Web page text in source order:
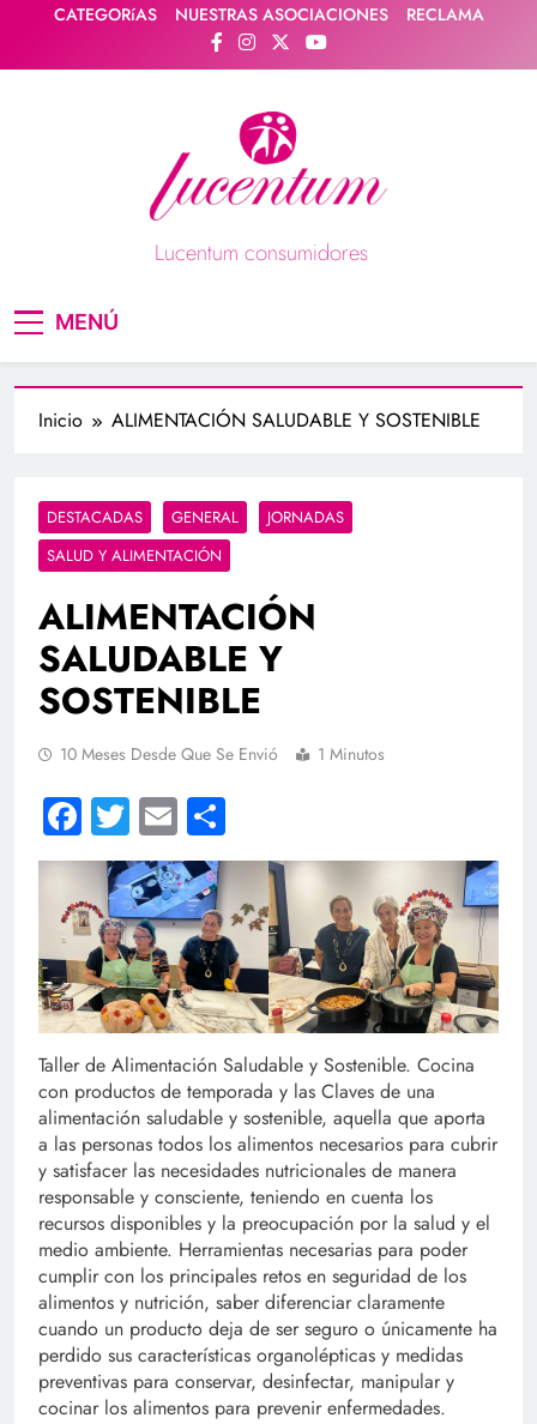
contenido
CATEGORíAS NUESTRAS ASOCIACIONES RECLAMA
Lucentum consumidores
MENÚ
Inicio ALIMENTACIÓN SALUDABLE Y SOSTENIBLE
DESTACADAS GENERAL
JORNADAS
SALUD Y ALIMENTACIÓN
ALIMENTACIÓN
SALUDABLE Y
SOSTENIBLE
10 Meses Desde Que Se Envió 1 Minutos
Facebook
Twitter
Email
Taller de Alimentación Saludable y Sostenible. Cocina
con productos de temporada y las Claves de una
alimentación saludable y sostenible, aquella que aporta
a las personas todos los alimentos necesarios para cubrir
y satisfacer las necesidades nutricionales de manera
responsable y consciente, teniendo en cuenta los
recursos disponibles y la preocupación por la salud y el
medio ambiente. Herramientas necesarias para poder
cumplir con los principales retos en seguridad de los
alimentos y nutrición, saber diferenciar claramente
cuando un producto deja de ser seguro o únicamente ha
perdido sus características organolépticas y medidas
preventivas para conservar, desinfectar, manipular y
cocinar los alimentos para prevenir enfermedades.